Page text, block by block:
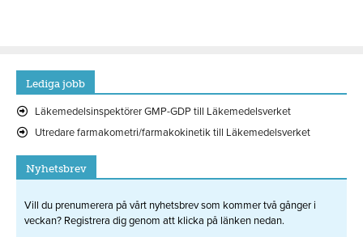
Lediga jobb
Läkemedelsinspektörer GMP-GDP till Läkemedelsverket
Utredare farmakometri/farmakokinetik till Läkemedelsverket
Nyhetsbrev
Vill du prenumerera på vårt nyhetsbrev som kommer två gånger i
veckan? Registrera dig genom att klicka på länken nedan.